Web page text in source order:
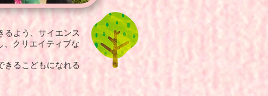
よう、 サイエンス
クリエイティブな
きるこどもになれる